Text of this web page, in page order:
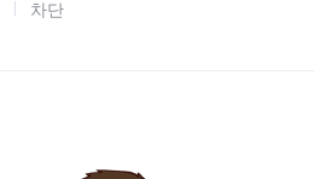
차단